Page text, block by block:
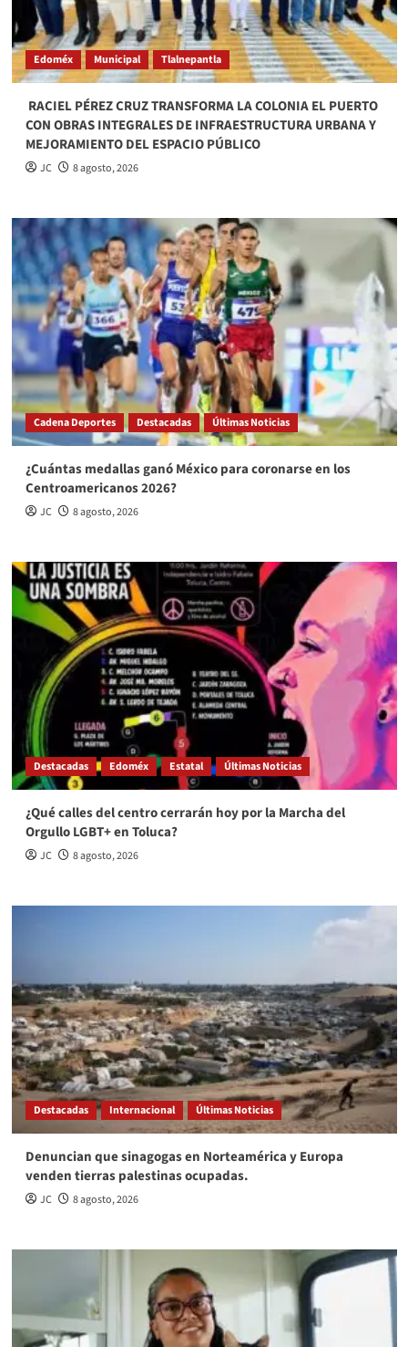
Edoméx Municipal Tlalnepantla
​ RACIEL PÉREZ CRUZ TRANSFORMA LA COLONIA EL PUERTO
CON OBRAS INTEGRALES DE INFRAESTRUCTURA URBANA Y
MEJORAMIENTO DEL ESPACIO PÚBLICO
JC 8 agosto, 2026
Cadena Deportes Destacadas Últimas Noticias
¿Cuántas medallas ganó México para coronarse en los
Centroamericanos 2026?
JC 8 agosto, 2026
Destacadas Edoméx Estatal Últimas Noticias
¿Qué calles del centro cerrarán hoy por la Marcha del
Orgullo LGBT+ en Toluca?
JC 8 agosto, 2026
Destacadas Internacional Últimas Noticias
Denuncian que sinagogas en Norteamérica y Europa
venden tierras palestinas ocupadas.
JC 8 agosto, 2026